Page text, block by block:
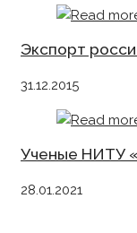
Экспорт
31.12.2015
Ученые НИТУ
28.01.2021